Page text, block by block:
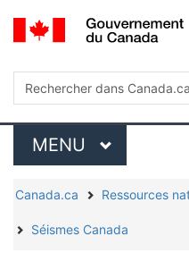
Rechercher
Rechercher
dans
Canada.ca
Menu
MENU PRINCIPAL
êtes
ici
Canada.ca Ressources
Séismes Canada